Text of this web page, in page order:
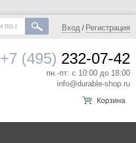
Вход / Регистрация
+7 (495) 232-07-42
пн.-пт: с 10:00 до 18:00
info@durable-shop.ru
Корзина